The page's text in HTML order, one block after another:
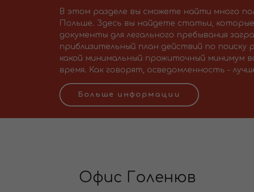
В этом разделе вы сможете найти много
Польше. Здесь вы найдете статьи,
документы для легального пребывания
приблизительный план действий по
какой минимальный прожиточный минимум
время. Как говорят, осведомленность -
Больше информации
Офис Голенюв